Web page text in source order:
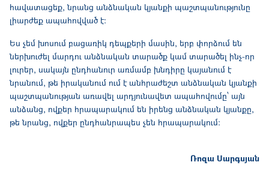
հավատացեք, նրանց անձնական կյանքի պաշտպանությունը
լիարժեք ապահովված է։
Ես չեմ խոսում բացառիկ դեպքերի մասին, երբ փորձում են
ներխուժել մարդու անձնական տարածք կամ տարածել ինչ-որ
լուրեր, սակայն ընդհանուր առմամբ խնդիրը կայանում է
նրանում, թե իրականում ում է անհրաժեշտ անձնական կյանքի
պաշտպանության առավել արդյունավետ ապահովումը՝ այն
անձանց, ովքեր հրապարակում են իրենց անձնական կյանքը,
թե նրանց, ովքեր ընդհանրապես չեն հրապարակում։
Ռոզա Սարգսյան